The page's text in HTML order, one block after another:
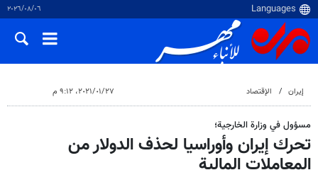
٠٦‏/٠٨‏/٢٠٢٦
إيران الإقتصاد ٢٧‏/٠١‏/٢٠٢١، ٩:١٢ م
مسؤول في وزارة الخارجية؛
تحرك إيران وأوراسيا لحذف الدولار من